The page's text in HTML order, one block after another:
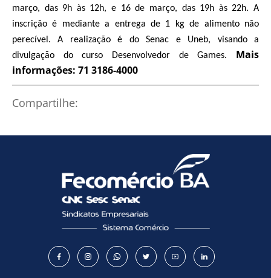
Como utilizar
março, das 9h às 12h, e 16 de março, das 19h às 22h. A
inscrição é mediante a entrega de 1 kg de alimento não
perecível. A realização é do Senac e Uneb, visando a
divulgação do curso Desenvolvedor de Games.
Mais
informações: 71 3186-4000
Compartilhe: